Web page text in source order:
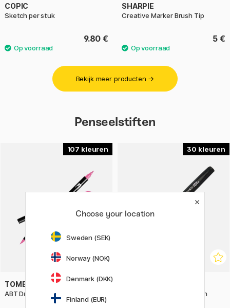
COPIC
Sketch per stuk
9.80 €
SHARPIE
Creative Marker Brush Tip
5 €
Bekijk meer producten →
Penseelstiften
107
TOMBOW
ABT Dual Brush Pen
30
Fude Touch Brush Sign Pen
Choose your location
Sweden (SEK)
Norway (NOK)
Denmark (DKK)
Finland (EUR)